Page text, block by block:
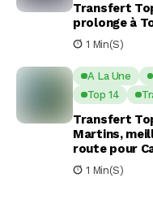
Transfert
prolonge à
1 Min(s)
A La Une
Top 14
Transfert
Martins,
route pour
1 Min(s)